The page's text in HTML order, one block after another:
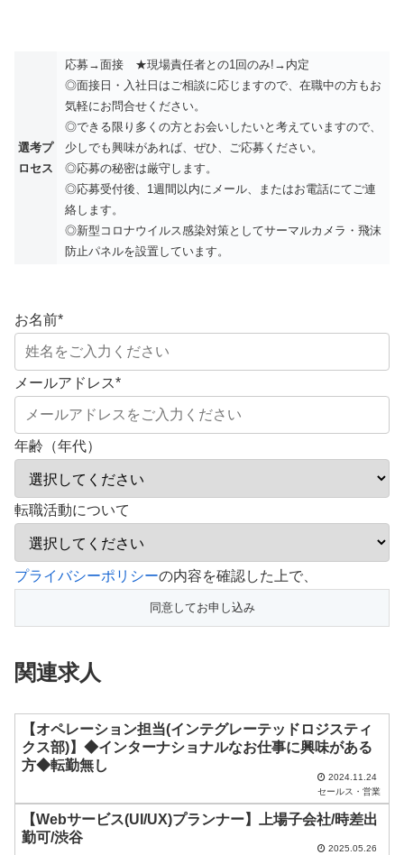
選考プ
ロセス
応募→面接 ★現場責任者との1回のみ!→内定
◎面接日・入社日はご相談に応じますので、在職中の方もお
気軽にお問合せください。
◎できる限り多くの方とお会いしたいと考えていますので、
少しでも興味があれば、ぜひ、ご応募ください。
◎応募の秘密は厳守します。
◎応募受付後、1週間以内にメール、またはお電話にてご連
絡します。
◎新型コロナウイルス感染対策としてサーマルカメラ・飛沫
防止パネルを設置しています。
お名前*
メールアドレス*
年齢（年代）
転職活動について
こ
フ
ー
は
空
の
ま
プライバシーポリシーの内容を確認した上で、
関連求人
【オペレーション担当(インテグレーテッドロジスティ
クス部)】◆インターナショナルなお仕事に興味がある
方◆転勤無し
2024.11.24
セールス・営業
【Webサービス(UI/UX)プランナー】上場子会社/時差出
勤可/渋谷
2025.05.26